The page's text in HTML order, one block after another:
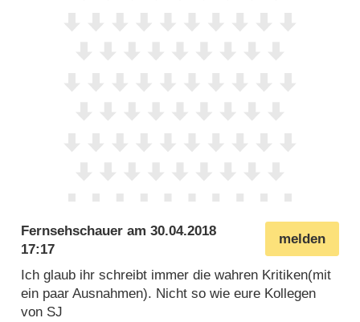
melden
Fernsehschauer am30.04.2018
17:17
Ich glaub ihr schreibt immer die wahren Kritiken(mit
ein paar Ausnahmen). Nicht so wie eure Kollegen
von SJ